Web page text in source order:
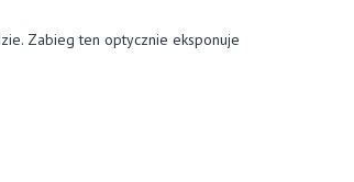
Zabieg ten optycznie eksponuje